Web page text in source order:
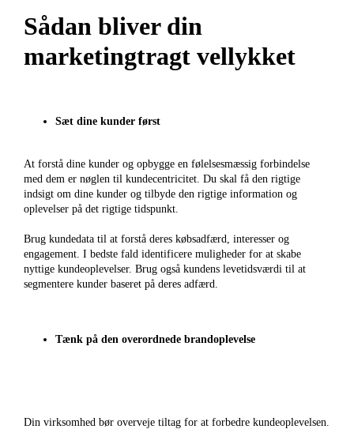
Sådan bliver din
marketingtragt vellykket
Sæt dine kunder først
At forstå dine kunder og opbygge en følelsesmæssig forbindelse
med dem er nøglen til kundecentricitet. Du skal få den rigtige
indsigt om dine kunder og tilbyde den rigtige information og
oplevelser på det rigtige tidspunkt.
Brug kundedata til at forstå deres købsadfærd, interesser og
engagement. I bedste fald identificere muligheder for at skabe
nyttige kundeoplevelser. Brug også kundens levetidsværdi til at
segmentere kunder baseret på deres adfærd.
Tænk på den overordnede brandoplevelse
Din virksomhed bør overveje tiltag for at forbedre kundeoplevelsen.